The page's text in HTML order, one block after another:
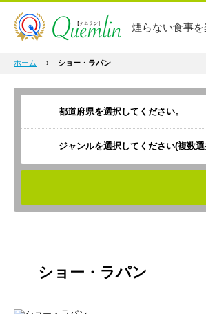
煙らない食事を
ホーム › ショー・ラパン
ジャンルを選択してください(複数
ショー・ラパン